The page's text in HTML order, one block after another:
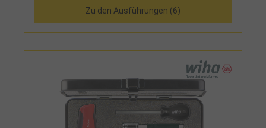
Drehmoment-Schraubendreher TorqueVario®-S 1
Einstellwerkzeug Torque-Setter in Kunststoffbox
Zu den Ausführungen (6)